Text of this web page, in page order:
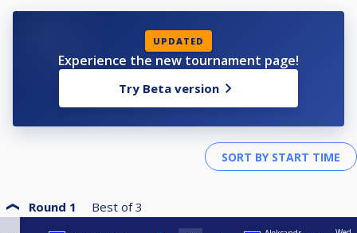
UPDATED
Experience the new tournament page!
Try Beta version
Round 1 Best of 3